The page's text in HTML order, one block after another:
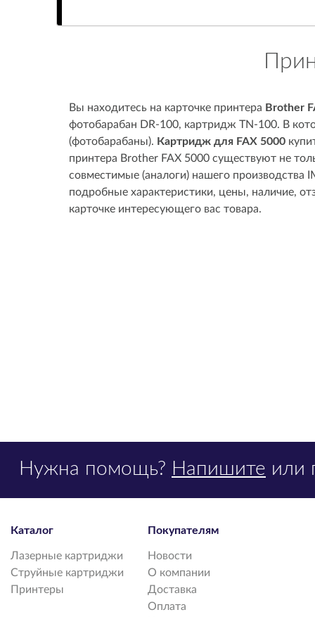
Вы находитесь на карточке принтера Brother
фотобарабан DR-100, картридж TN-100. В
(фотобарабаны). Картридж для FAX 5000
принтера Brother FAX 5000 существуют не
совместимые (аналоги) нашего производства
подробные характеристики, цены, наличие,
карточке интересующего вас товара.
Нужна помощь? Напишите или
Каталог
Лазерные картриджи
Струйные картриджи
Принтеры
Покупателям
Новости
О компании
Доставка
Оплата